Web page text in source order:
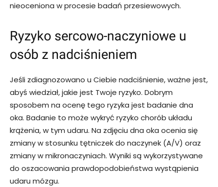
nieoceniona w procesie badań przesiewowych.
Ryzyko sercowo-naczyniowe u
osób z nadciśnieniem
Jeśli zdiagnozowano u Ciebie nadciśnienie, ważne jest,
abyś wiedział, jakie jest Twoje ryzyko. Dobrym
sposobem na ocenę tego ryzyka jest badanie dna
oka. Badanie to może wykryć ryzyko chorób układu
krążenia, w tym udaru. Na zdjęciu dna oka ocenia się
zmiany w stosunku tętniczek do naczynek (A/V) oraz
zmiany w mikronaczyniach. Wyniki są wykorzystywane
do oszacowania prawdopodobieństwa wystąpienia
udaru mózgu.